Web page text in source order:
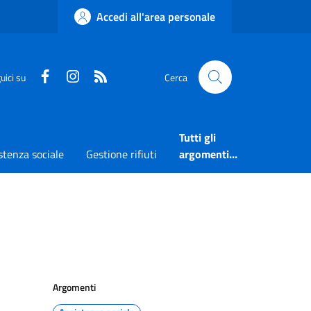
Accedi all'area personale
su FaceboookInstagram Cerca
sociale Gestione rifiuti
Tutti gli
argomenti...
Argomenti